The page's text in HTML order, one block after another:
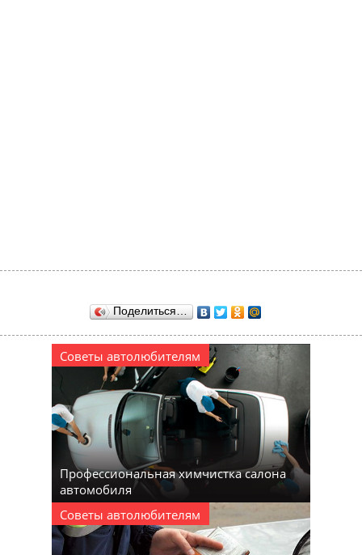
Поделиться…
Советы автолюбителям
Профессиональная химчистка салона
автомобиля
Советы автолюбителям